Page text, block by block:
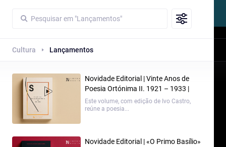
Cultura Lançamentos
Novidade Editorial | Vinte Anos de
Poesia Ortónima II. 1921 – 1933 |
Fernando Pessoa
Este volume, com edição de Ivo Castro,
reúne a poesia...
Novidade Editorial | «O Primo Basílio»